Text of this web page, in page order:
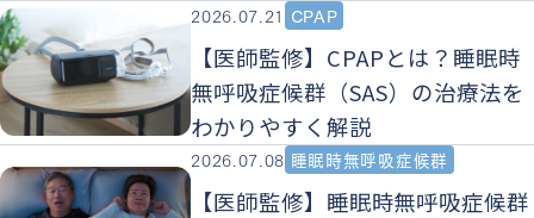
2026.07.21 CPAP
【医師監修】CPAPとは？睡眠時
無呼吸症候群（SAS）の治療法を
わかりやすく解説
2026.07.08 睡眠時無呼吸症候群
【医師監修】睡眠時無呼吸症候群